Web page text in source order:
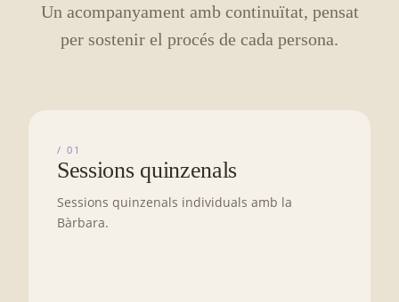
Un acompanyament amb continuïtat, pensat
per sostenir el procés de cada persona.
/ 01
Sessions quinzenals
Sessions quinzenals individuals amb la
Bàrbara.